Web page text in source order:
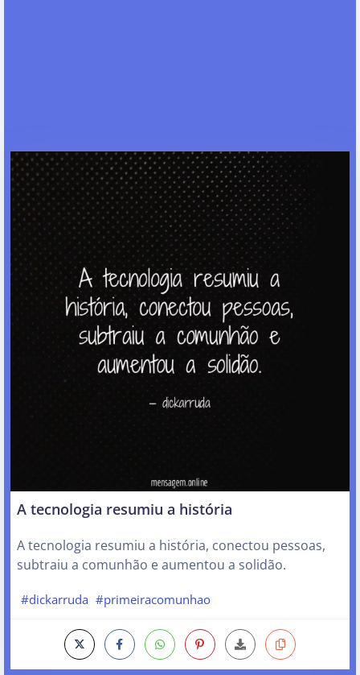
A tecnologia resumiu a história
A tecnologia resumiu a história, conectou pessoas,
subtraiu a comunhão e aumentou a solidão.
#dickarruda #primeiracomunhao